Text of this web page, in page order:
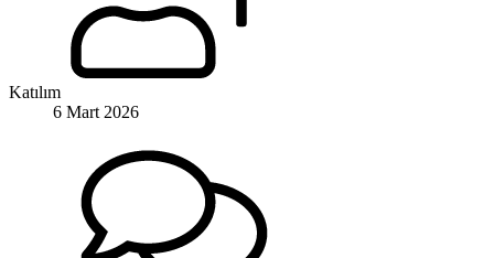
Katılım
6 Mart 2026